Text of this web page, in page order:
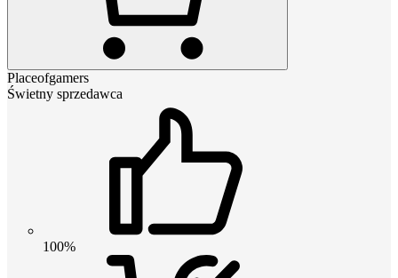
Placeofgamers
Świetny sprzedawca
100%